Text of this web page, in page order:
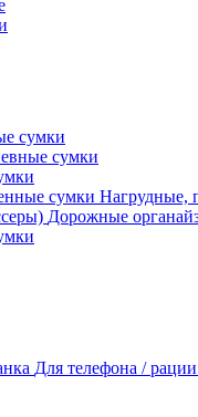
сумки
сумки
Нагрудные,
Дорожные
Для телефона /